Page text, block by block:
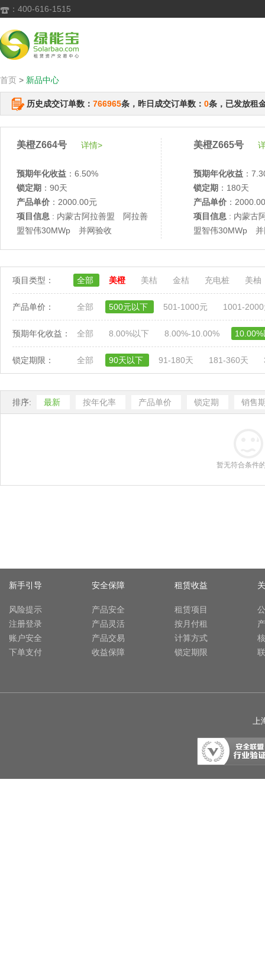
 ：400-616-1515
首页 > 新品中心
历史成交订单数： 766965条，昨日成交订单数： 0条，已发放租
美橙Z664号 详情>
预期年化收益 ：6.50%
锁定期 ：90天
产品单价 ：2000.00元
项目信息 : 内蒙古阿拉善盟 阿拉善
盟智伟30MWp 并网验收
美橙Z665号
预期年化收益 ：
锁定期 ：180天
产品单价 ：
项目信息 : 内蒙古
盟智伟30MWp 并
项目类型： 全部 美橙 美桔 金桔 充电桩 美柚
产品单价： 全部 500元以下 501-1000元 1001-
预期年化收益： 全部 8.00%以下 8.00%-10.00%
锁定期限： 全部 90天以下 91-180天 181-360天
排序: 最新 按年化率 产品单价 锁定期 销售
暂无符合条件
新手引导
风险提示
注册登录
账户安全
下单支付
安全保障
产品安全
产品灵活
产品交易
收益保障
租赁收益
租赁项目
按月付租
计算方式
锁定期限